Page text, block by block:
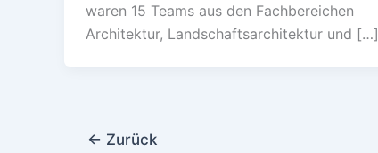
waren 15 Teams aus den Fachbereichen
Architektur, Landschaftsarchitektur und […]
← Zurück